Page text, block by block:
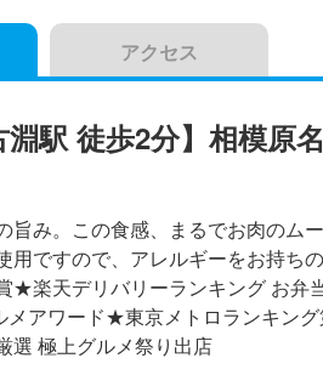
アクセス
淵駅 徒歩2分】相模
旨み。この食感、まるでお肉のム
用ですので、アレルギーをお持
★楽天デリバリーランキング お
メアワード★東京メトロランキン
選 極上グルメ祭り出店